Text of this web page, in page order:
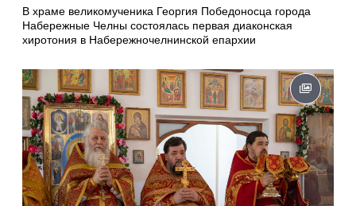
В храме великомученика Георгия Победоносца города
Набережные Челны состоялась первая диаконская
хиротония в Набережночелнинской епархии